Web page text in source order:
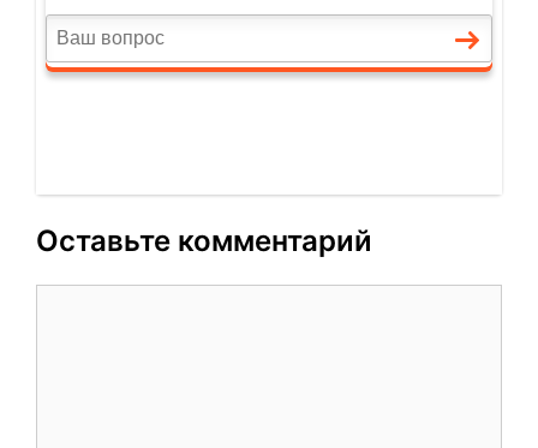
Оставьте комментарий